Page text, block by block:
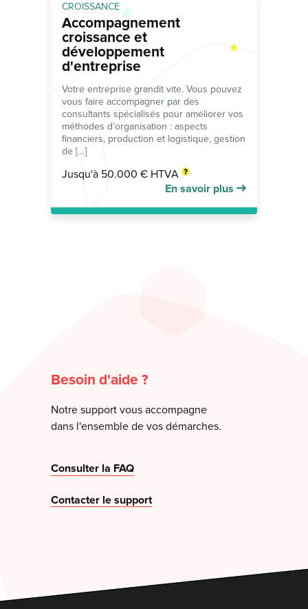
CROISSANCE
Accompagnement
croissance et
développement
d'entreprise
Votre entreprise grandit vite. Vous pouvez
vous faire accompagner par des
consultants spécialisés pour améliorer vos
méthodes d’organisation : aspects
financiers, production et logistique, gestion
de […]
Jusqu'à 50.000 € HTVA
En savoir plus
Besoin d'aide ?
Notre support vous accompagne
dans l'ensemble de vos démarches.
Consulter la FAQ
Contacter le support